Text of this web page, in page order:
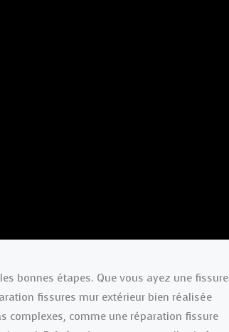
bonnes étapes. Que vous ayez une fissure
fissures mur extérieur bien réalisée
complexes, comme une réparation fissure